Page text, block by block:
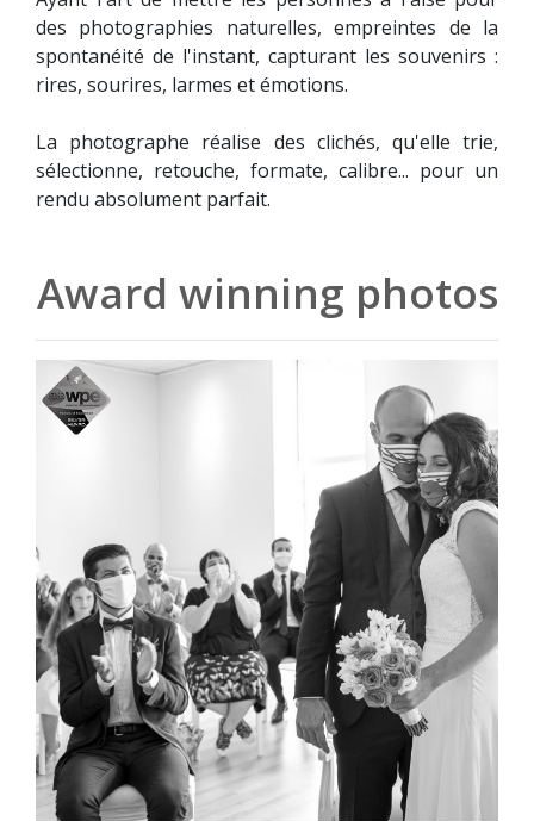
des photographies naturelles, empreintes de la
spontanéité de l'instant, capturant les souvenirs :
rires, sourires, larmes et émotions.
La photographe réalise des clichés, qu'elle trie,
sélectionne, retouche, formate, calibre... pour un
rendu absolument parfait.
Award winning photos